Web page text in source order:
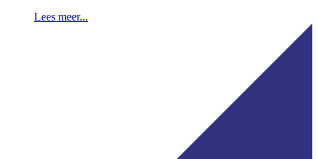
Lees meer...